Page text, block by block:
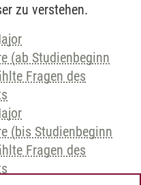
zu verstehen.
(ab Studienbeginn
Fragen des
(bis Studienbeginn
Fragen des